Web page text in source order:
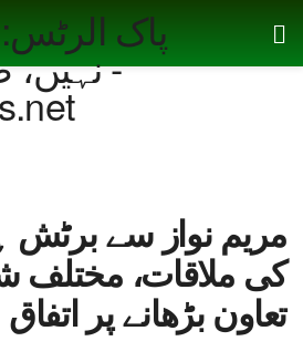
مریم نواز سے برٹش
کی ملاقات، مختلف
تعاون بڑھانے پر اتفاق